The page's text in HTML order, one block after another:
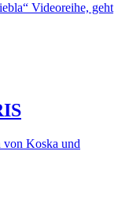
Videoreihe, geht
von Koska und